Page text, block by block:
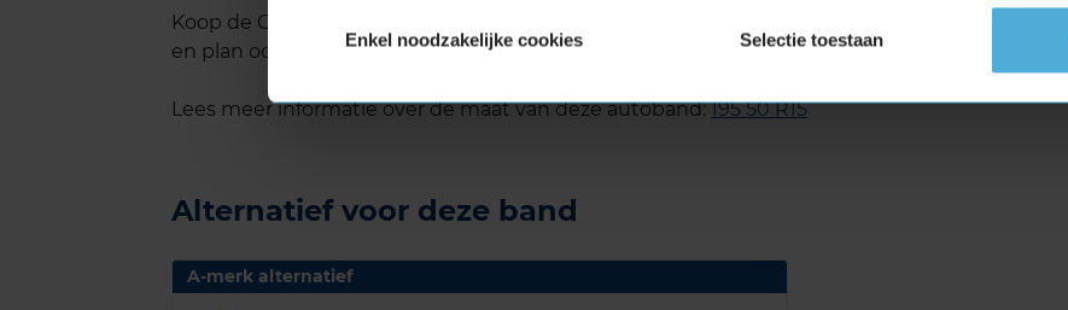
Enkel noodzakelijke cookies Selectie toestaan
Koop de Goodyear VECTOR 4SEASONS GEN-2 in de maat 195 50 R15 eenvoudig online
en plan ook gelijk online je montageafspraak in bij jouw KwikFit vestiging.
Lees meer informatie over de maat van deze autoband:195 50 R15
Alternatief voor deze band
A-merk alternatief